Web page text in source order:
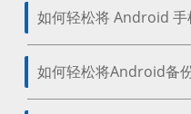
如何轻松将 Android 手
如何轻松将Android备